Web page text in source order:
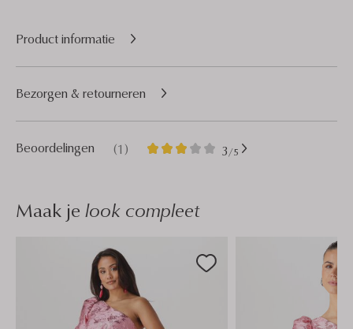
Product informatie
Beoordelingen (1) 3/5
1
3
Bezorgen & retourneren
Maak je look compleet